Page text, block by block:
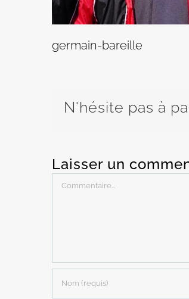
germain-bareille
N'hésite pas à
Laisser un
Commentaire